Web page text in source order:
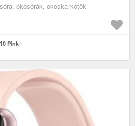
okosórák, okoskarkötők
Pink